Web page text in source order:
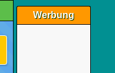
Werbung